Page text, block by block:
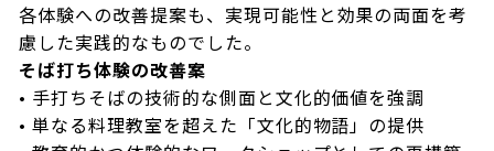
各体験への改善提案も、実現可能性と効果の両面を考
慮した実践的なものでした。
そば打ち体験の改善案
• 手打ちそばの技術的な側面と文化的価値を強調
• 単なる料理教室を超えた「文化的物語」の提供